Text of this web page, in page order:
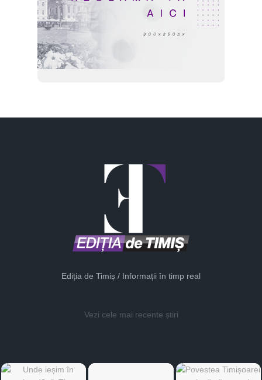
Ediția de Timiș / Informații în timp real
Vezi cele mai recente știri